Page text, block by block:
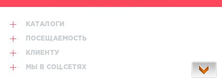
КАТАЛОГИ
ПОСЕЩАЕМОСТЬ
КЛИЕНТУ
МЫ В СОЦ.СЕТЯХ